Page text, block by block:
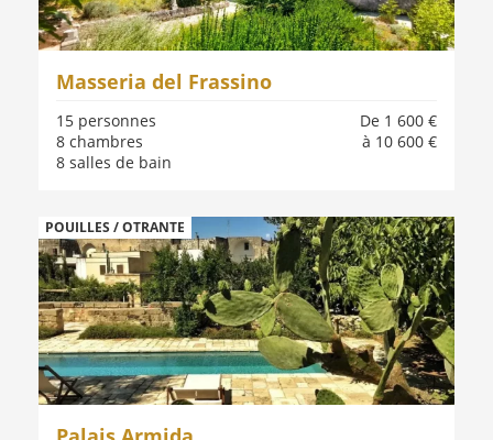
Masseria del Frassino
De 1 600 €
à 10 600 €
15 personnes
8 chambres
8 salles de bain
POUILLES / OTRANTE